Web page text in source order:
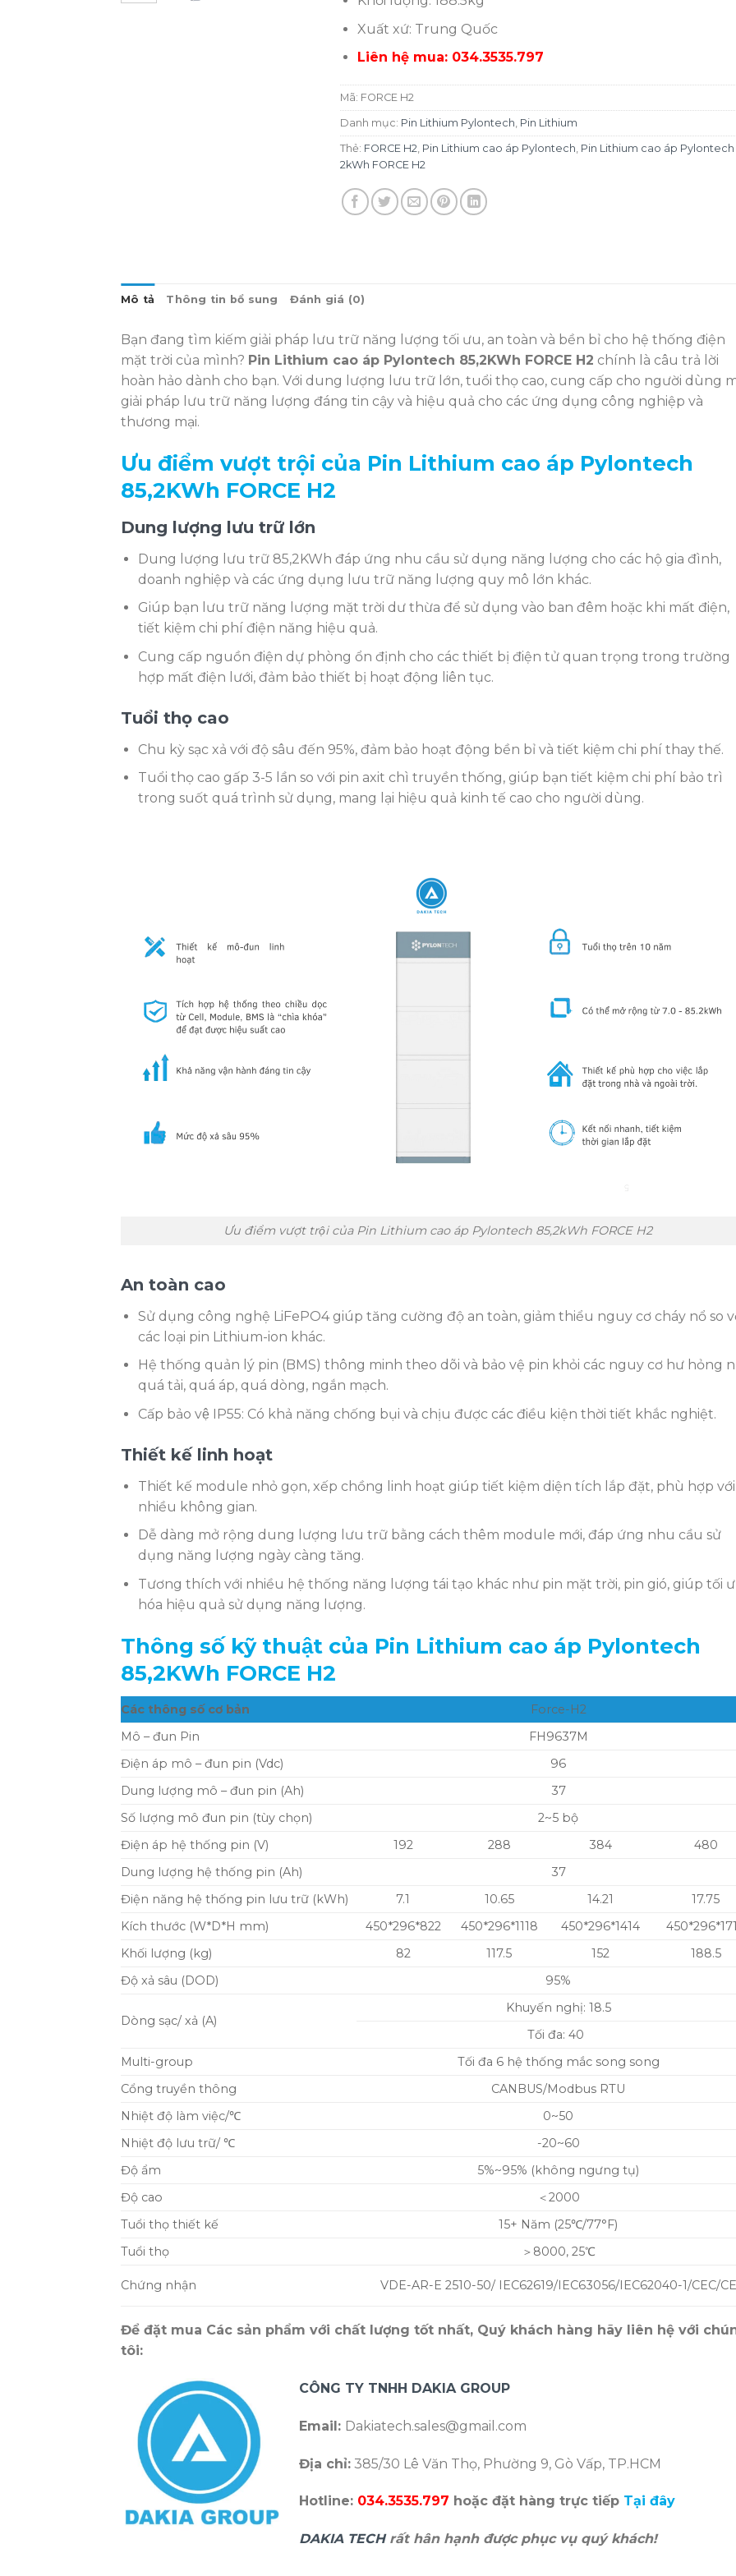
Xuất xứ: Trung Quốc
Liên hệ mua: 034.3535.797
Mã: FORCE H2
Danh mục: Pin Lithium Pylontech, Pin Lithium
Thẻ: FORCE H2, Pin Lithium cao áp Pylontech, Pin Lithium cao áp Pylontech
2kWh FORCE H2
Mô tả Thông tin bổ sung Đánh giá (0)
Bạn đang tìm kiếm giải pháp lưu trữ năng lượng tối ưu, an toàn và bền bỉ cho hệ thống điện
mặt trời của mình? Pin Lithium cao áp Pylontech 85,2KWh FORCE H2 chính là câu trả lời
hoàn hảo dành cho bạn. Với dung lượng lưu trữ lớn, tuổi thọ cao, cung cấp cho người dùng
giải pháp lưu trữ năng lượng đáng tin cậy và hiệu quả cho các ứng dụng công nghiệp và
thương mại.
Ưu điểm vượt trội của Pin Lithium cao áp Pylontech
85,2KWh FORCE H2
Dung lượng lưu trữ lớn
Dung lượng lưu trữ 85,2KWh đáp ứng nhu cầu sử dụng năng lượng cho các hộ gia đình,
doanh nghiệp và các ứng dụng lưu trữ năng lượng quy mô lớn khác.
Giúp bạn lưu trữ năng lượng mặt trời dư thừa để sử dụng vào ban đêm hoặc khi mất điện,
tiết kiệm chi phí điện năng hiệu quả.
Cung cấp nguồn điện dự phòng ổn định cho các thiết bị điện tử quan trọng trong trường
hợp mất điện lưới, đảm bảo thiết bị hoạt động liên tục.
Tuổi thọ cao
Chu kỳ sạc xả với độ sâu đến 95%, đảm bảo hoạt động bền bỉ và tiết kiệm chi phí thay thế.
Tuổi thọ cao gấp 3-5 lần so với pin axit chì truyền thống, giúp bạn tiết kiệm chi phí bảo trì
trong suốt quá trình sử dụng, mang lại hiệu quả kinh tế cao cho người dùng.
Ưu điểm vượt trội của Pin Lithium cao áp Pylontech 85,2kWh FORCE H2
An toàn cao
Sử dụng công nghệ LiFePO4 giúp tăng cường độ an toàn, giảm thiểu nguy cơ cháy nổ so
các loại pin Lithium-ion khác.
Hệ thống quản lý pin (BMS) thông minh theo dõi và bảo vệ pin khỏi các nguy cơ hư hỏng
quá tải, quá áp, quá dòng, ngắn mạch.
Cấp bảo vệ IP55: Có khả năng chống bụi và chịu được các điều kiện thời tiết khắc nghiệt.
Thiết kế linh hoạt
Thiết kế module nhỏ gọn, xếp chồng linh hoạt giúp tiết kiệm diện tích lắp đặt, phù hợp với
nhiều không gian.
Dễ dàng mở rộng dung lượng lưu trữ bằng cách thêm module mới, đáp ứng nhu cầu sử
dụng năng lượng ngày càng tăng.
Tương thích với nhiều hệ thống năng lượng tái tạo khác như pin mặt trời, pin gió, giúp tối
hóa hiệu quả sử dụng năng lượng.
Thông số kỹ thuật của Pin Lithium cao áp Pylontech
85,2KWh FORCE H2
Các thông số cơ bản
Force-H2
Mô – đun Pin
FH9637M
Điện áp mô – đun pin (Vdc)
96
Dung lượng mô – đun pin (Ah)
37
Số lượng mô đun pin (tùy chọn)
2~5 bộ
Điện áp hệ thống pin (V)
192 288 384
480
Dung lượng hệ thống pin (Ah)
37
Điện năng hệ thống pin lưu trữ (kWh)
7.1 10.65 14.21
17.75
Kích thước (W*D*H mm)
450*296*822 450*296*1118 450*296*1414
Khối lượng (kg)
82 117.5 152
188.5
Độ xả sâu (DOD)
95%
Dòng sạc/ xả (A)
Khuyến nghị: 18.5
Tối đa: 40
Multi-group
Tối đa 6 hệ thống mắc song song
Cổng truyền thông
CANBUS/Modbus RTU
Nhiệt độ làm việc/℃
0~50
Nhiệt độ lưu trữ/ ℃
-20~60
Độ ẩm
5%~95% (không ngưng tụ)
Độ cao
＜2000
Tuổi thọ thiết kế
15+ Năm (25℃/77°F)
Tuổi thọ
＞8000, 25℃
Chứng nhận VDE-AR-E 2510-50/ IEC62619/IEC63056/IEC62040-1/CEC/CE
Để đặt mua Các sản phẩm với chất lượng tốt nhất, Quý khách hàng hãy liên hệ với
tôi:
CÔNG TY TNHH DAKIA GROUP
Email: Dakiatech.sales@gmail.com
Địa chỉ: 385/30 Lê Văn Thọ, Phường 9, Gò Vấp, TP.HCM
Hotline: 034.3535.797 hoặc đặt hàng trực tiếp Tại đây
DAKIA TECHrất hân hạnh được phục vụ quý khách!